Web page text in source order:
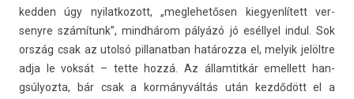
kedd­en úgy nyilat­kozott, „meg­lehetős­en kiegyen­lített ver­
senyre számítunk”, mindhárom pályázó jó eséllyel indul. Sok
ország csak az utolsó pil­lanat­ban határozza el, melyik jelöltre
adja le voksát – tette hozzá. Az állam­titkár em­el­lett han­
gsúlyoz­ta, bár csak a kormányváltás után kezdődött el a